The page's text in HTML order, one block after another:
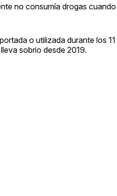
no consumía drogas
o utilizada durante los
sobrio desde 2019.